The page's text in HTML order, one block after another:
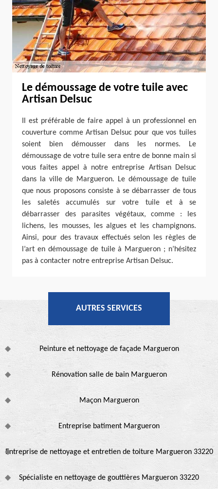
Le démoussage de votre tuile avec
Artisan Delsuc
Il est préférable de faire appel à un professionnel en
couverture comme Artisan Delsuc pour que vos tuiles
soient bien démousser dans les normes. Le
démoussage de votre tuile sera entre de bonne main si
vous faites appel à notre entreprise Artisan Delsuc
dans la ville de Margueron. Le démoussage de tuile
que nous proposons consiste à se débarrasser de tous
les saletés accumulés sur votre tuile et à se
débarrasser des parasites végétaux, comme : les
lichens, les mousses, les algues et les champignons.
Ainsi, pour des travaux effectués selon les règles de
l’art en démoussage de tuile à Margueron ; n’hésitez
pas à contacter notre entreprise Artisan Delsuc.
AUTRES SERVICES
Peinture et nettoyage de façade Margueron
Rénovation salle de bain Margueron
Maçon Margueron
Entreprise batiment Margueron
Entreprise de nettoyage et entretien de toiture Margueron 33220
Spécialiste en nettoyage de gouttières Margueron 33220